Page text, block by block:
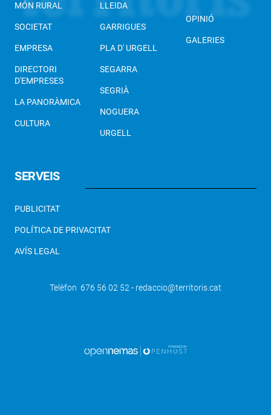
MÓN RURAL
SOCIETAT
EMPRESA
DIRECTORI
D'EMPRESES
LA PANORÀMICA
CULTURA
LLEIDA
GARRIGUES
PLA D' URGELL
SEGARRA
SEGRIÀ
NOGUERA
URGELL
OPINIÓ
GALERIES
SERVEIS
PUBLICITAT
POLÍTICA DE PRIVACITAT
AVÍS LEGAL
Telèfon 676 56 02 52 - redaccio@territoris.cat